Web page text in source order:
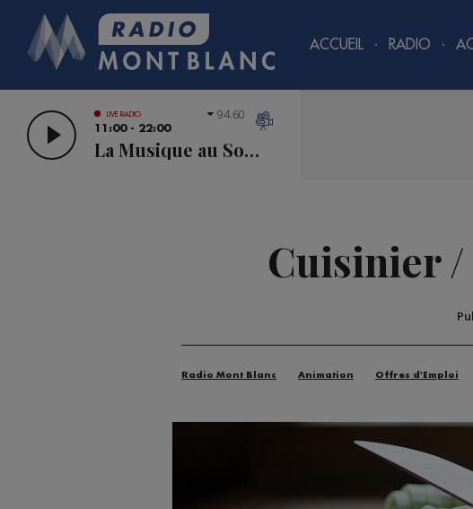
ACCUEIL RADIO
LIVE RADIO
11:00 - 22:00
La Musique au Sommet
94.60
Cuisinier
Radio Mont Blanc Animation Offres d'Emploi